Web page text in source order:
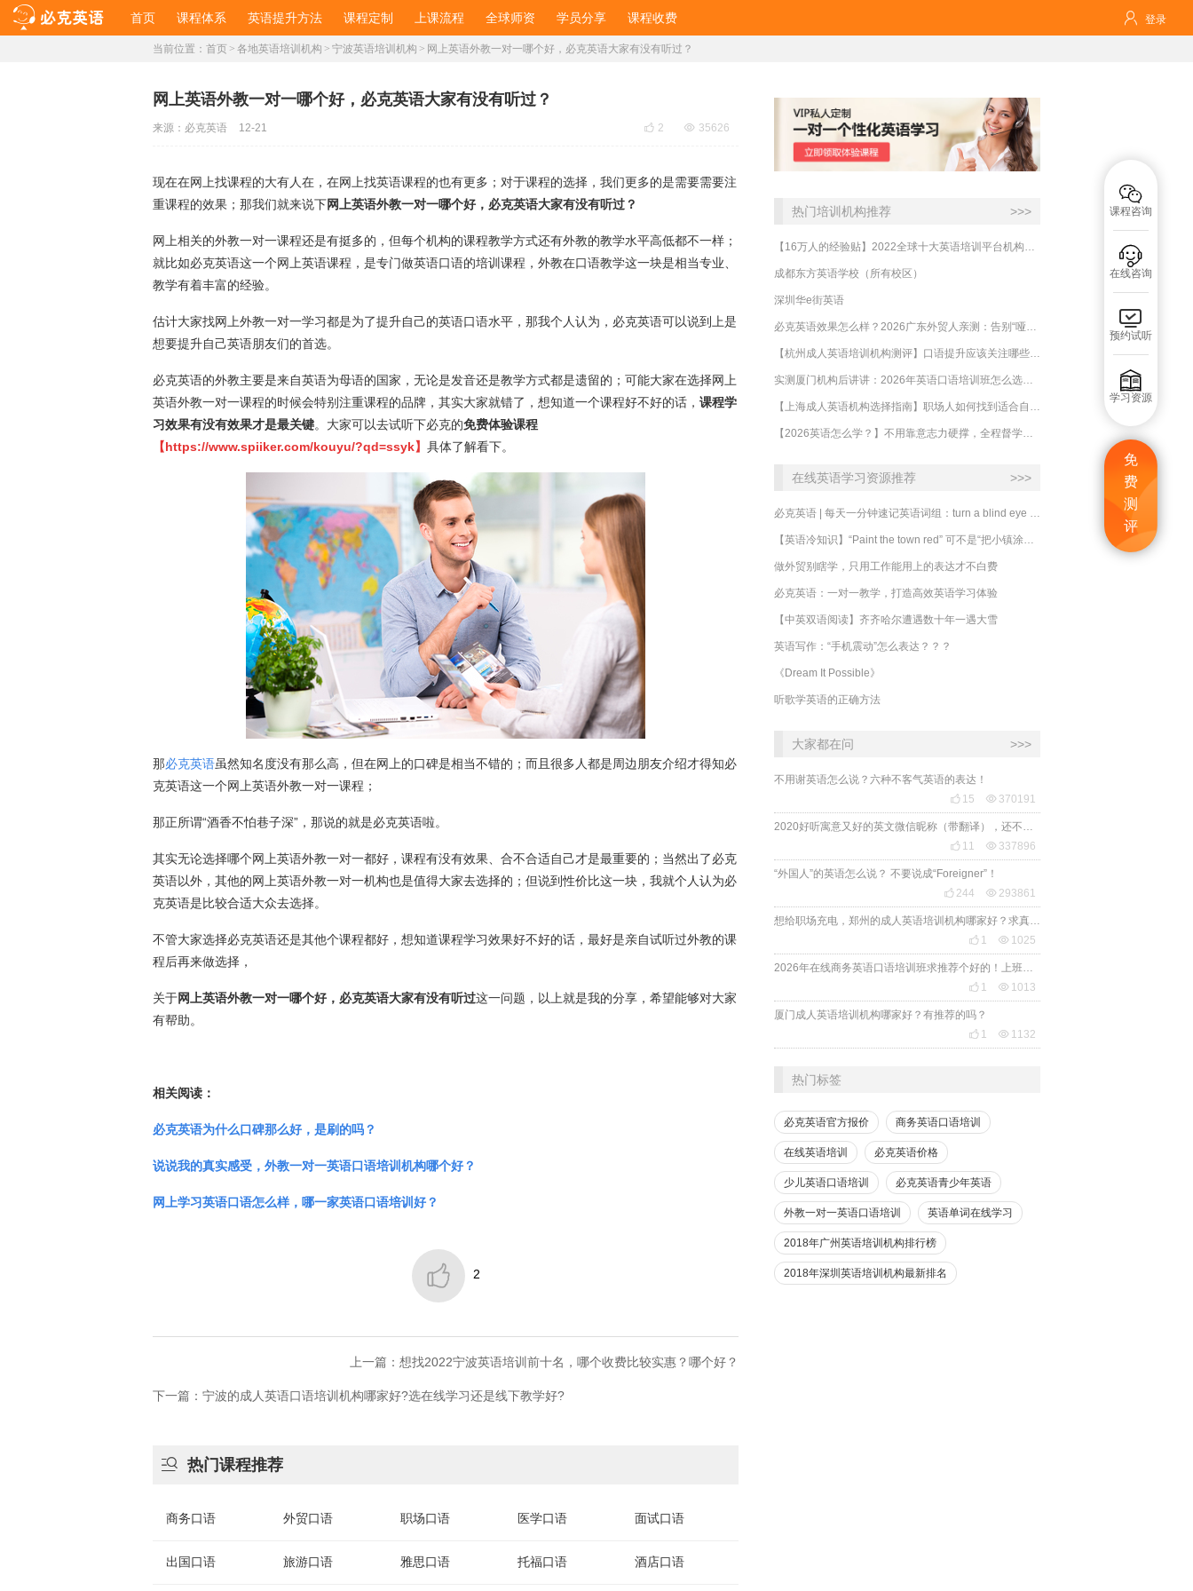
首页 课程体系 英语提升方法 课程定制 上课流程 全球师资 学员分享 课程收费  登录

课程咨询

在线咨询

预约试听

学习资源
免
费
测
评
当前位置： 首页 > 各地英语培训机构 > 宁波英语培训机构 > ​网上英语外教一对一哪个好，必克英语大家有没有听过？
​网上英语外教一对一哪个好，必克英语大家有没有听过？
 2  35626
来源： 必克英语 12-21
现在在网上找课程的大有人在，在网上找英语课程的也有更多；对于课程的选择，我们更多的是需要需要注
重课程的效果；那我们就来说下网上英语外教一对一哪个好，必克英语大家有没有听过？
网上相关的外教一对一课程还是有挺多的，但每个机构的课程教学方式还有外教的教学水平高低都不一样；
就比如必克英语这一个网上英语课程，是专门做英语口语的培训课程，外教在口语教学这一块是相当专业、
教学有着丰富的经验。
估计大家找网上外教一对一学习都是为了提升自己的英语口语水平，那我个人认为，必克英语可以说到上是
想要提升自己英语朋友们的首选。
必克英语的外教主要是来自英语为母语的国家，无论是发音还是教学方式都是遗留的；可能大家在选择网上
英语外教一对一课程的时候会特别注重课程的品牌，其实大家就错了，想知道一个课程好不好的话， 课程学
习效果有没有效果才是最关键。大家可以去试听下必克的免费体验课程
【https://www.spiiker.com/kouyu/?qd=ssyk】 具体了解看下。
那必克英语虽然知名度没有那么高，但在网上的口碑是相当不错的；而且很多人都是周边朋友介绍才得知必
克英语这一个网上英语外教一对一课程；
那正所谓“酒香不怕巷子深”，那说的就是必克英语啦。
其实无论选择哪个网上英语外教一对一都好，课程有没有效果、合不合适自己才是最重要的；当然出了必克
英语以外，其他的网上英语外教一对一机构也是值得大家去选择的；但说到性价比这一块，我就个人认为必
克英语是比较合适大众去选择。
不管大家选择必克英语还是其他个课程都好，想知道课程学习效果好不好的话，最好是亲自试听过外教的课
程后再来做选择，
关于网上英语外教一对一哪个好，必克英语大家有没有听过这一问题，以上就是我的分享，希望能够对大家
有帮助。
相关阅读：
必克英语为什么口碑那么好，是刷的吗？
说说我的真实感受，外教一对一英语口语培训机构哪个好？
网上学习英语口语怎么样，哪一家英语口语培训好？
 2
上一篇：​想找2022宁波英语培训前十名，哪个收费比较实惠？哪个好？
下一篇：宁波的成人英语口语培训机构哪家好?选在线学习还是线下教学好?
 热门课程推荐
商务口语 外贸口语 职场口语 医学口语 面试口语
出国口语 旅游口语 雅思口语 托福口语 酒店口语
热门培训机构推荐 >>>
成都东方英语学校（所有校区）
深圳华e街英语
在线英语学习资源推荐 >>>
做外贸别瞎学，只用工作能用上的表达才不白费
必克英语：一对一教学，打造高效英语学习体验
【中英双语阅读】齐齐哈尔遭遇数十年一遇大雪
英语写作：“手机震动”怎么表达？？？
《Dream It Possible》
听歌学英语的正确方法
大家都在问 >>>
不用谢英语怎么说？六种不客气英语的表达！
 15  370191
 11  337896
“外国人”的英语怎么说？ 不要说成“Foreigner”！
 244  293861
 1  1025
 1  1013
厦门成人英语培训机构哪家好？有推荐的吗？
 1  1132
热门标签
必克英语官方报价 商务英语口语培训
在线英语培训 必克英语价格
少儿英语口语培训 必克英语青少年英语
外教一对一英语口语培训 英语单词在线学习
2018年广州英语培训机构排行榜
2018年深圳英语培训机构最新排名